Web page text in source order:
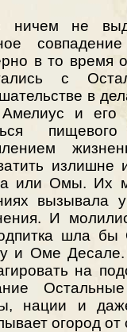
ничем не
в то время
с
в
и его
излишне
или Омы. Их
вызывала
И
шла
и Оме Десале.
на
нации и
огород от